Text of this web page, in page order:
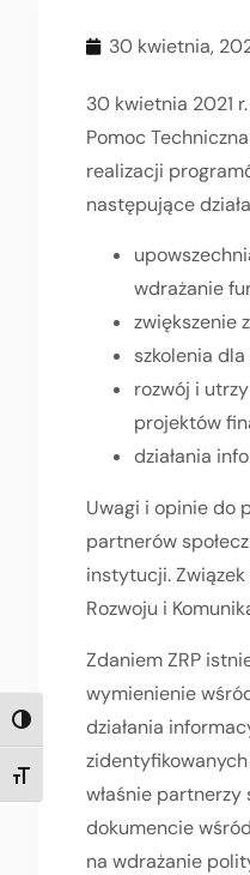
TOGGLE HIGH CONTRAST
TOGGLE FONT SIZE
30 kwietnia,
30 kwietnia 2021
Pomoc
realizacji
następujące
wdrażanie
zwiększenie
szkolenia
rozwój i
projektów
działania
Uwagi i opinie do
partnerów
instytucji. Związek
Rozwoju i
Zdaniem ZRP
wymienienie
działania
właśnie
dokumencie
na wdrażanie